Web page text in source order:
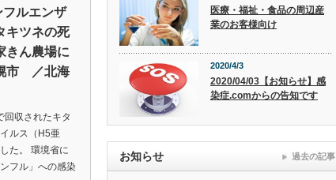
ルエンザ
キツネの死
きん農場に
市 ／北海
回収されたキタ
ルス（H5亜
た。 環境省に
フル」への感染
医療・福祉・食品の周辺産
業のお客様向け
2020/4/3
2020/04/03【お知らせ】感
染症.comからの告知です
お知らせ 過去の記事